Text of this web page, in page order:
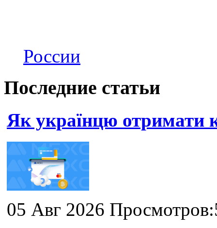
России
Последние статьи
Як українцю отримати
05 Авг 2026